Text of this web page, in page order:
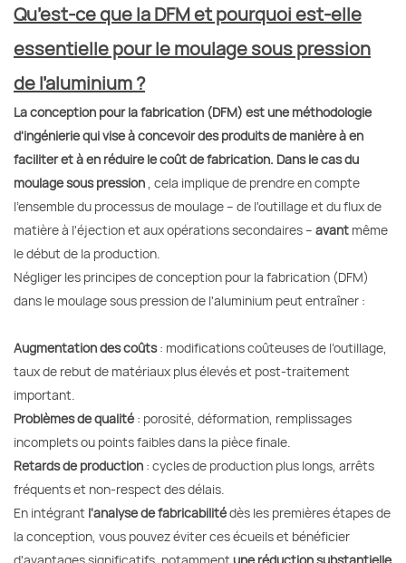
Qu’est-ce que la DFM et pourquoi est-elle
essentielle pour le moulage sous pression
de l’aluminium ?
La conception pour la fabrication (DFM) est une méthodologie
d'ingénierie qui vise à concevoir des produits de manière à en
faciliter et à en réduire le coût de fabrication. Dans le cas du
moulage sous pression, cela implique de prendre en compte
l'ensemble du processus de moulage – de l'outillage et du flux de
matière à l'éjection et aux opérations secondaires – avant même
le début de la production.
Négliger les principes de conception pour la fabrication (DFM)
dans le moulage sous pression de l'aluminium peut entraîner :
Augmentation des coûts: modifications coûteuses de l’outillage,
taux de rebut de matériaux plus élevés et post-traitement
important.
Problèmes de qualité: porosité, déformation, remplissages
incomplets ou points faibles dans la pièce finale.
Retards de production : cycles de production plus longs, arrêts
fréquents et non-respect des délais.
En intégrant l'analyse de fabricabilitédès les premières étapes de
la conception, vous pouvez éviter ces écueils et bénéficier